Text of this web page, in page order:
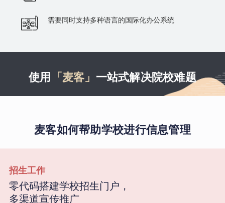
需要同时支持多种语言的国际化办公系统
使用 「麦客」 一站式解决院校难题
麦客如何帮助学校进行信息管理
招生工作
零代码搭建学校招生门户，
多渠道宣传推广